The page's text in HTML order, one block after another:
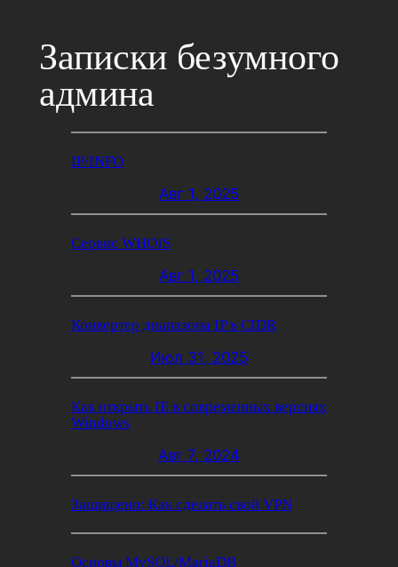
содержимому
Записки безумного
админа
IP/INFO
Авг 1, 2025
Сервис WHOIS
Авг 1, 2025
Конвертер диапазона IP в CIDR
Июл 31, 2025
Как открыть IE в современных версиях
Windows
Авг 7, 2024
Защищено: Как сделать свой VPN
Основы MySQL/MariaDB